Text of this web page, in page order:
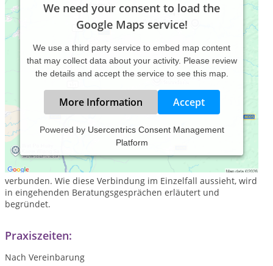
We need your consent to load the
Google Maps service!
We use a third party service to embed map content
that may collect data about your activity. Please review
the details and accept the service to see this map.
More Information Accept
Powered by Usercentrics Consent Management
Platform
Ich freue mich, dass Sie den Weg zu mir gefunden haben.
In meiner Naturheilpraxis werden moderne westliche und
traditionelle chinesische Heilverfahren miteinander
verbunden. Wie diese Verbindung im Einzelfall aussieht, wird
in eingehenden Beratungsgesprächen erläutert und
begründet.
Praxiszeiten:
Nach Vereinbarung